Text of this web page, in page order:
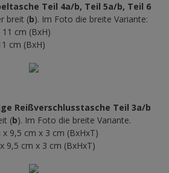
Teil 4a/b, Teil 5a/b, Teil 6
breit (b). Im Foto die breite Variante:
cm (BxH)
cm (BxH)
Reißverschlusstasche Teil 3a/b
(b). Im Foto die breite Variante.
9,5 cm x 3 cm (BxHxT)
9,5 cm x 3 cm (BxHxT)